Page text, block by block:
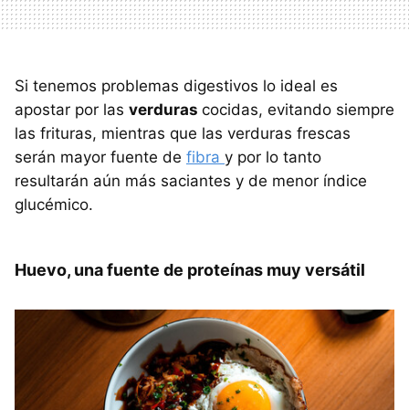
Si tenemos problemas digestivos lo ideal es
apostar por las verduras cocidas, evitando siempre
las frituras, mientras que las verduras frescas
serán mayor fuente de fibra y por lo tanto
resultarán aún más saciantes y de menor índice
glucémico.
Huevo, una fuente de proteínas muy versátil